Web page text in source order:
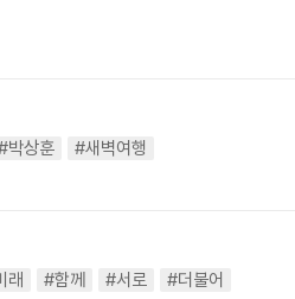
박상훈 #새벽여행
래 #함께 #서로
#더불어